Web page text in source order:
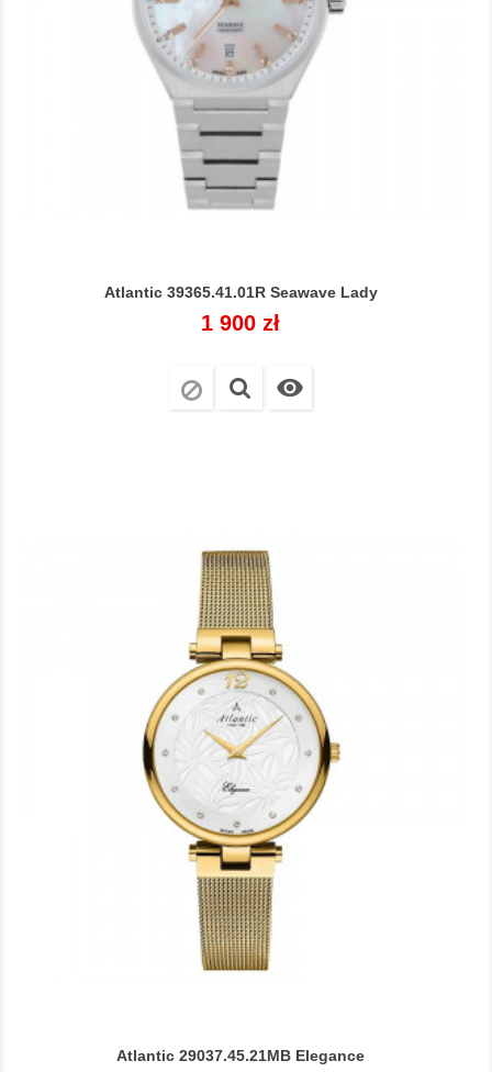
Atlantic 39365.41.01R Seawave Lady
Cena
1 900 zł

Atlantic 29037.45.21MB Elegance